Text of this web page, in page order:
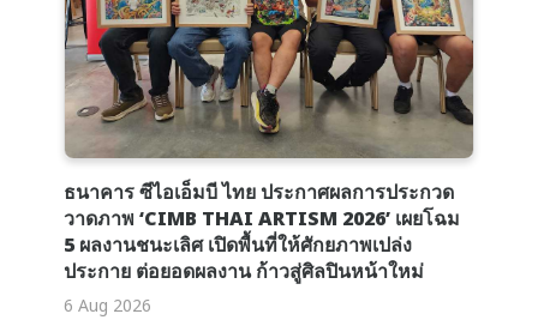
ธนาคาร ซีไอเอ็มบี ไทย ประกาศผลการประกวด
วาดภาพ ‘CIMB THAI ARTISM 2026’ เผยโฉม
5 ผลงานชนะเลิศ เปิดพื้นที่ให้ศักยภาพเปล่ง
ประกาย ต่อยอดผลงาน ก้าวสู่ศิลปินหน้าใหม่
6 Aug 2026